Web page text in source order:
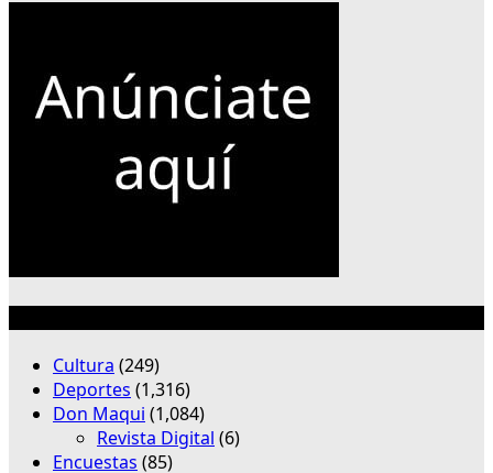
Cultura (249)
Deportes (1,316)
Don Maqui (1,084)
Revista Digital (6)
Encuestas (85)